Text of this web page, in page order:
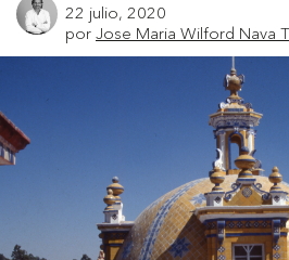
22 julio, 2020
por Jose Maria Wilford Nava